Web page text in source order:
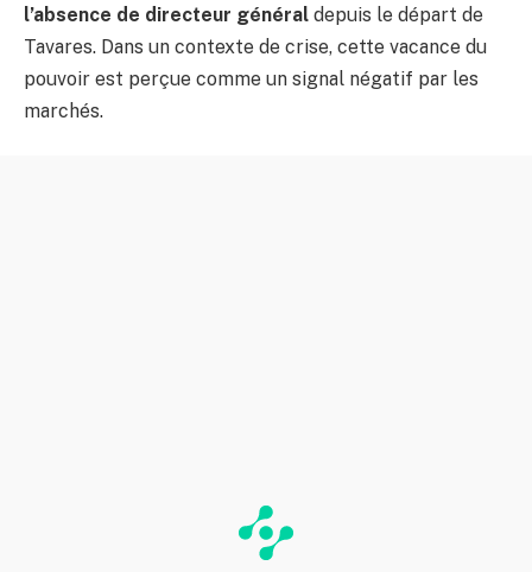
l’absence de directeur général depuis le départ de
Tavares. Dans un contexte de crise, cette vacance du
pouvoir est perçue comme un signal négatif par les
marchés.